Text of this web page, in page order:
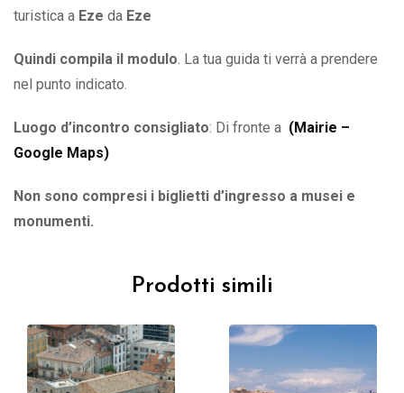
turistica a Eze da Eze
Quindi compila il modulo. La tua guida ti verrà a prendere
nel punto indicato.
Luogo d’incontro consigliato: Di fronte a (Mairie –
Google Maps)
Non sono compresi i biglietti d’ingresso a musei e
monumenti.
Prodotti simili